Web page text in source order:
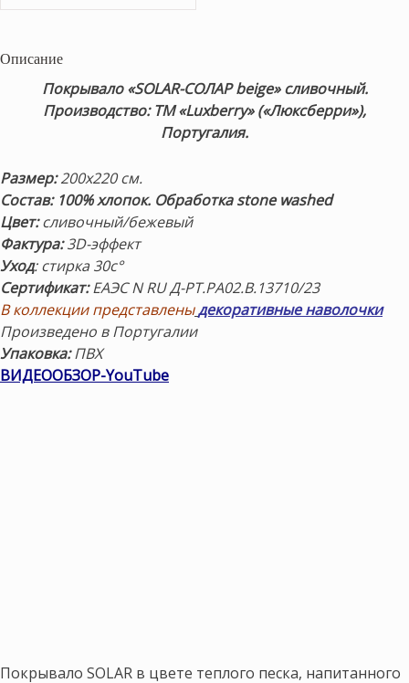
Описание
Покрывало «SOLAR-СОЛАР beige» сливочный.
Производство: ТМ «Luxberry» («Люксберри»),
Португалия.
Размер:200х220 см.
Состав: 100% хлопок. Обработка stone washed
Цвет:сливочный/бежевый
Фактура:3D-эффект
Уход: стирка 30с°
Сертификат:ЕАЭС N RU Д-PT.РА02.В.13710/23
В коллекции представленыдекоративные наволочки
Произведено в Португалии
Упаковка:ПВХ
ВИДЕООБЗОР-YouTube
Покрывало SOLAR в цвете теплого песка, напитанного